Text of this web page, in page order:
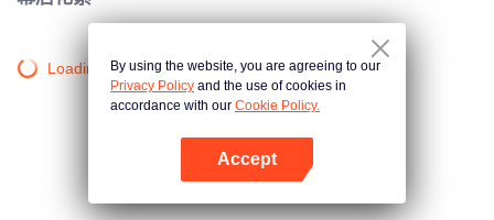
Loading…By using the website, you are agreeing to our
Privacy Policy and the use of cookies in
accordance with our Cookie Policy.
Accept